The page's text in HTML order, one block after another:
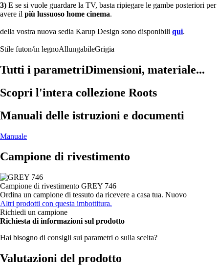
3) E se si vuole guardare la TV, basta ripiegare le gambe posteriori per
avere il più lussuoso home cinema.
della vostra nuova sedia Karup Design sono disponibili qui.
Stile futon/in legnoAllungabileGrigia
Tutti i parametriDimensioni, materiale...
Scopri l'intera collezione Roots
Manuali delle istruzioni e documenti
Manuale
Campione di rivestimento
Campione di rivestimento GREY 746
Ordina un campione di tessuto da ricevere a casa tua. Nuovo
Altri prodotti con questa imbottitura.
Richiedi un campione
Richiesta di informazioni sul prodotto
Hai bisogno di consigli sui parametri o sulla scelta?
Valutazioni del prodotto